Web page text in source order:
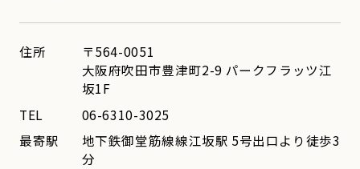
住所
〒564-0051
大阪府吹田市豊津町2-9 パークフラッツ江
坂1F
TEL
06-6310-3025
最寄駅
地下鉄御堂筋線線江坂駅 5号出口より徒歩3
分